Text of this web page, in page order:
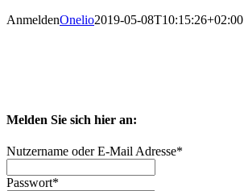
AnmeldenOnelio2019-05-08T10:15:26+02:00
Melden Sie sich hier an:
Nut­zer­na­me oder E‑Mail Adres­se*
Pass­wort*